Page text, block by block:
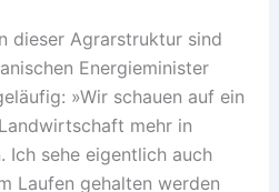
dieser Agrarstruktur sind
Energieminister
»Wir schauen auf ein
mehr in
Ich sehe eigentlich auch
Laufen gehalten werden